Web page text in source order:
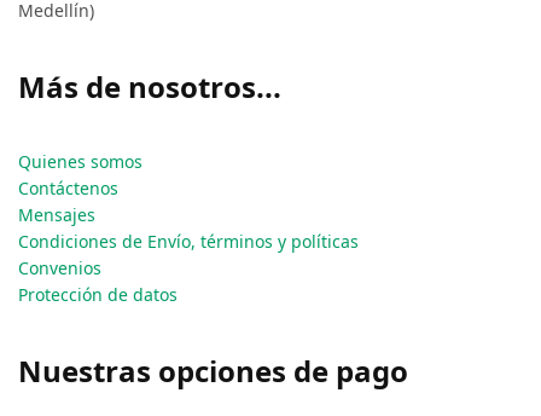
Medellín)
Más de nosotros...
Quienes somos
Contáctenos
Mensajes
Condiciones de Envío, términos y políticas
Convenios
Protección de datos
Nuestras opciones de pago